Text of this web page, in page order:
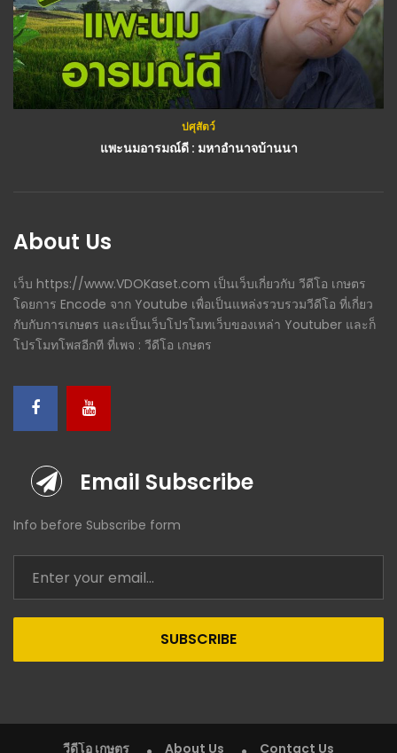
ปศุสัตว์
แพะนมอารมณ์ดี : มหาอำนาจบ้านนา
About Us
เว็บ https://www.VDOKaset.com เป็นเว็บเกี่ยวกับ วีดีโอ เกษตร
โดยการ Encode จาก Youtube เพื่อเป็นแหล่งรวบรวมวีดีโอ ที่เกี่ยว
กับกับการเกษตร และเป็นเว็บโปรโมทเว็บของเหล่า Youtuber และก็
โปรโมทโพสอีกที ที่เพจ : วีดีโอ เกษตร
Email Subscribe
Info before Subscribe form
SUBSCRIBE
วีดีโอ เกษตร About Us Contact Us